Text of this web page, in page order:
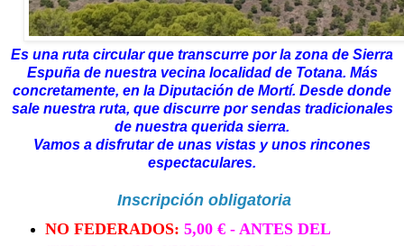
Es una ruta circular que transcurre por la zona de Sierra
Espuña de nuestra vecina localidad de Totana. Más
concretamente, en la Diputación de Mortí. Desde donde
sale nuestra ruta, que discurre por sendas tradicionales
de nuestra querida sierra.
Vamos a disfrutar de unas vistas y unos rincones
espectaculares.
Inscripción obligatoria
NO FEDERADOS: 5,00 € - ANTES DEL